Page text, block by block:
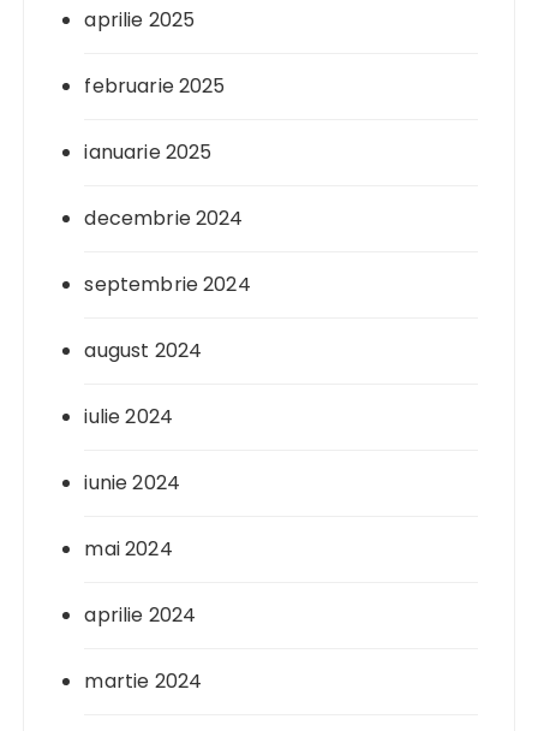
aprilie 2025
februarie 2025
ianuarie 2025
decembrie 2024
septembrie 2024
august 2024
iulie 2024
iunie 2024
mai 2024
aprilie 2024
martie 2024